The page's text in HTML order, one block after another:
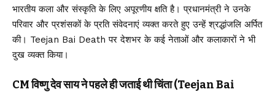
भारतीय कला और संस्कृति के लिए अपूरणीय क्षति है। प्रधानमंत्री ने उनके
परिवार और प्रशंसकों के प्रति संवेदनाएं व्यक्त करते हुए उन्हें श्रद्धांजलि अर्पित
की। Teejan Bai Death पर देशभर के कई नेताओं और कलाकारों ने भी
दुख व्यक्त किया।
CM विष्णु देव साय ने पहले ही जताई थी चिंता (Teejan Bai